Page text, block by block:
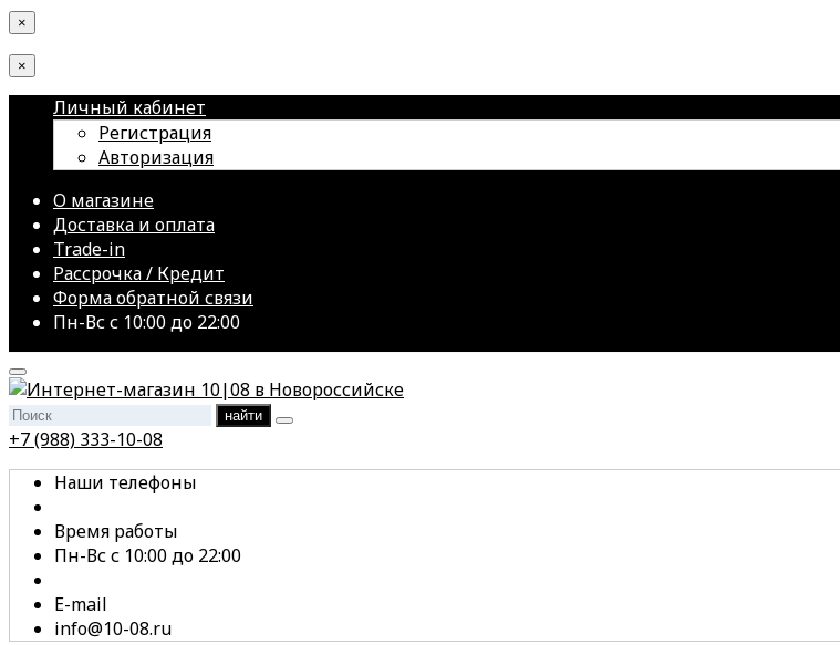
×
×
Личный кабинет
Регистрация
Авторизация
О магазине
Доставка и оплата
Trade-in
Рассрочка / Кредит
Форма обратной связи
Пн-Вс с 10:00 до 22:00
найти
+7 (988) 333-10-08
Наши телефоны
Время работы
Пн-Вс с 10:00 до 22:00
E-mail
info@10-08.ru